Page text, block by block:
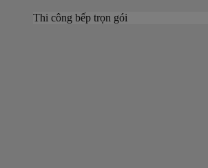
Thi công bếp trọn gói